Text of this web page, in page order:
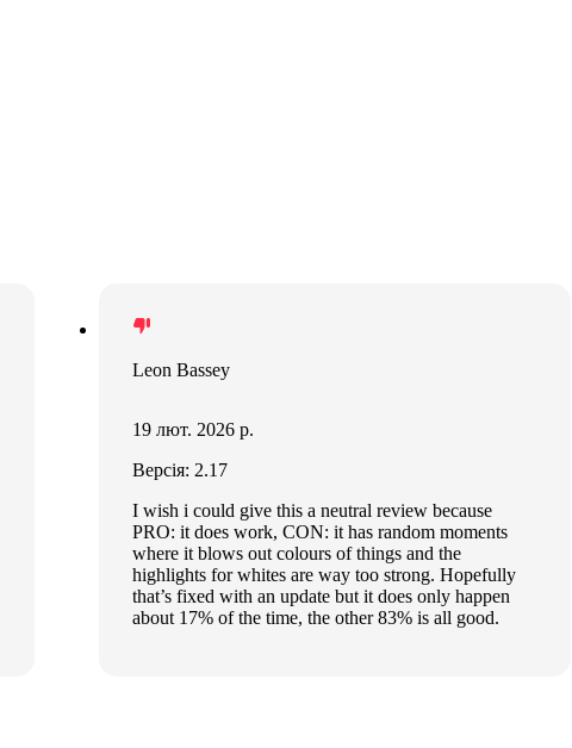
Leon Bassey
19 лют. 2026 р.
Версія: 2.17
I wish i could give this a neutral review because
PRO: it does work, CON: it has random moments
where it blows out colours of things and the
highlights for whites are way too strong. Hopefully
that’s fixed with an update but it does only happen
about 17% of the time, the other 83% is all good.